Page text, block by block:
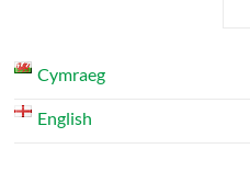
Cymraeg
English